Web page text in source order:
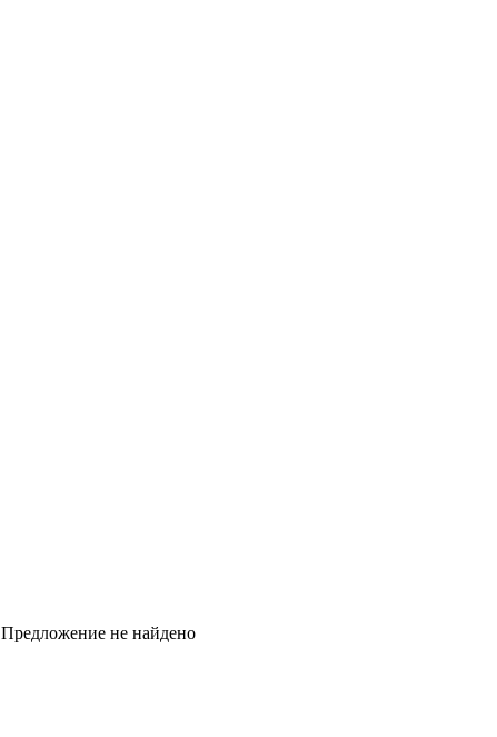
Предложение не найдено